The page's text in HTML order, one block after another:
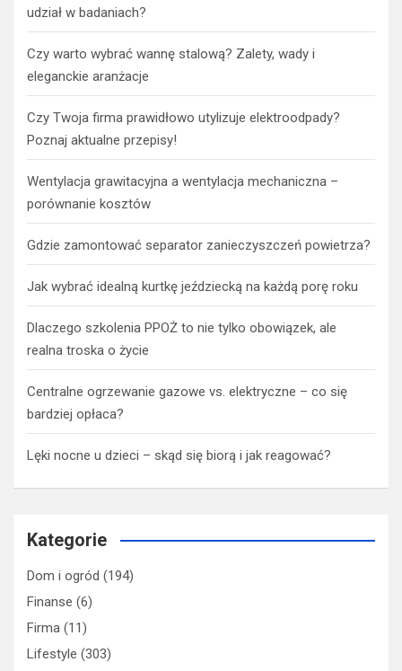
udział w badaniach?
Czy warto wybrać wannę stalową? Zalety, wady i
eleganckie aranżacje
Czy Twoja firma prawidłowo utylizuje elektroodpady?
Poznaj aktualne przepisy!
Wentylacja grawitacyjna a wentylacja mechaniczna –
porównanie kosztów
Gdzie zamontować separator zanieczyszczeń powietrza?
Jak wybrać idealną kurtkę jeździecką na każdą porę roku
Dlaczego szkolenia PPOŻ to nie tylko obowiązek, ale
realna troska o życie
Centralne ogrzewanie gazowe vs. elektryczne – co się
bardziej opłaca?
Lęki nocne u dzieci – skąd się biorą i jak reagować?
Kategorie
Dom i ogród (194)
Finanse (6)
Firma (11)
Lifestyle (303)